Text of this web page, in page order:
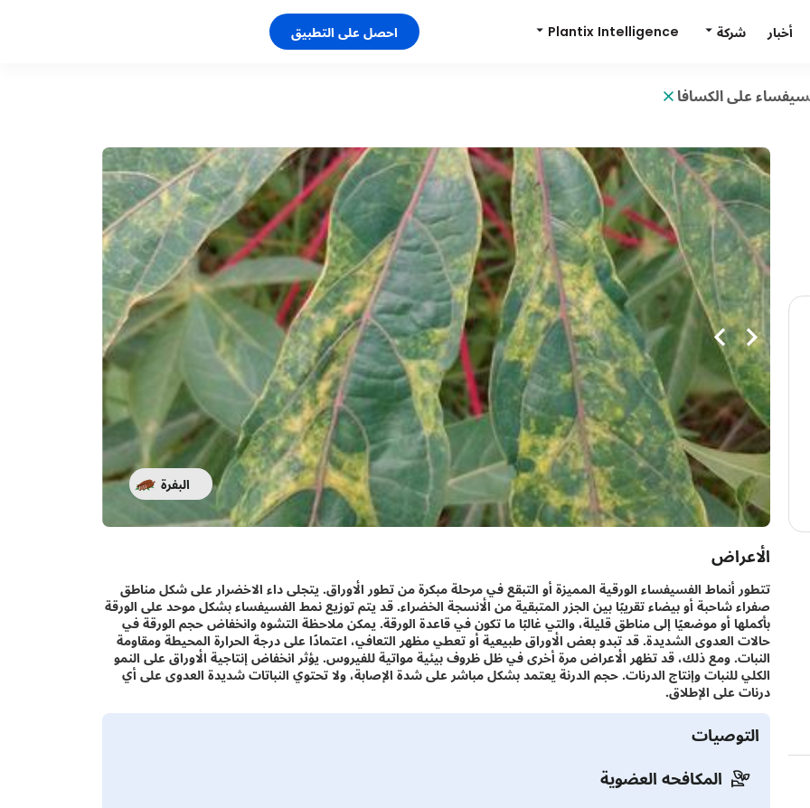
أخبار شركة Plantix Intelligence احصل على التطبيق
على الكسافا
البفرة
الأعراض
تتطور أنماط الفسيفساء الورقية المميزة أو التبقع في مرحلة مبكرة من تطور الأوراق. يتجلى داء الاخضرار على شكل مناطق
صفراء شاحبة أو بيضاء تقريبًا بين الجزر المتبقية من الأنسجة الخضراء. قد يتم توزيع نمط الفسيفساء بشكل موحد على الورقة
بأكملها أو موضعيًا إلى مناطق قليلة، والتي غالبًا ما تكون في قاعدة الورقة. يمكن ملاحظة التشوه وانخفاض حجم الورقة في
حالات العدوى الشديدة. قد تبدو بعض الأوراق طبيعية أو تعطي مظهر التعافي، اعتمادًا على درجة الحرارة المحيطة ومقاومة
النبات. ومع ذلك، قد تظهر الأعراض مرة أخرى في ظل ظروف بيئية مواتية للفيروس. يؤثر انخفاض إنتاجية الأوراق على النمو
الكلي للنبات وإنتاج الدرنات. حجم الدرنة يعتمد بشكل مباشر على شدة الإصابة، ولا تحتوي النباتات شديدة العدوى على أي
درنات على الإطلاق.
التوصيات
المكافحه العضوية